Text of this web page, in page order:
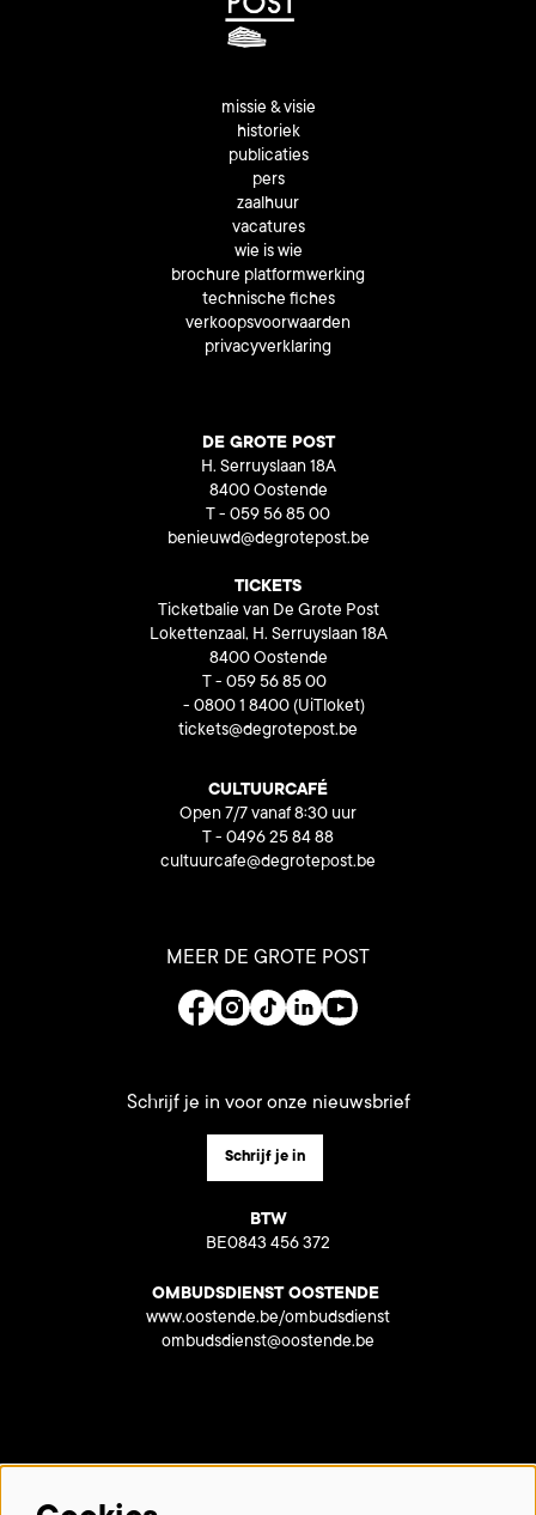
missie & visie
historiek
publicaties
pers
zaalhuur
vacatures
wie is wie
brochure platformwerking
technische fiches
verkoopsvoorwaarden
privacyverklaring
DE GROTE POST
H. Serruyslaan 18A
8400 Oostende
T - 059 56 85 00
benieuwd@degrotepost.be
TICKETS
Ticketbalie van De Grote Post
Lokettenzaal, H. Serruyslaan 18A
8400 Oostende
T - 059 56 85 00
- 0800 1 8400 (UiTloket)
tickets@degrotepost.be
CULTUURCAFÉ
Open 7/7 vanaf 8:30 uur
T - 0496 25 84 88
cultuurcafe@degrotepost.be
MEER DE GROTE POST
Schrijf je in voor onze nieuwsbrief
Schrijf je in
BTW
BE0843 456 372
OMBUDSDIENST OOSTENDE
www.oostende.be/ombudsdienst
ombudsdienst@oostende.be